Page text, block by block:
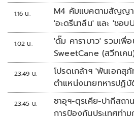
1:16 น.
M4 คัมแบคตามสัญญ
'อะดรีนาลีน' และ 'ชอบ
1:02 น.
'ดั๊ม คาราบาว' รวมเพื่
SweetCane (สวีทเค
23:49 น.
โปรดเกล้าฯ 'พันเอกสุ
ตำแหน่งนายทหารปฏิบั
'พลตรี'
23:45 น.
ซาอุฯ-ตุรเคีย-ปากีสถ
การป้องกันประเทศท่า